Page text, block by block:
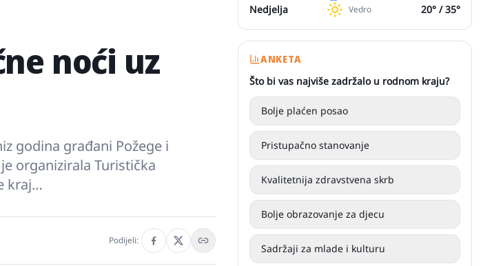
noći uz
godina građani Požege i
organizirala Turistička
kraj…
Podijeli:
Nedjelja
Vedro 20° /35°
ANKETA
Što bi vas najviše zadržalo u rodnom kraju?
Bolje plaćen posao
Pristupačno stanovanje
Kvalitetnija zdravstvena skrb
Bolje obrazovanje za djecu
Sadržaji za mlade i kulturu